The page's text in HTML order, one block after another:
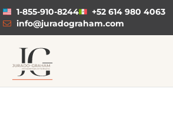
1-855-910-8244
+52 614 980 4063
info@juradograham.com